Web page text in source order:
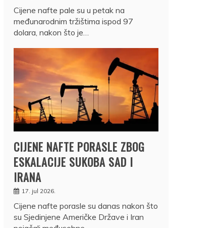
Cijene nafte pale su u petak na
međunarodnim tržištima ispod 97
dolara, nakon što je…
CIJENE NAFTE PORASLE ZBOG
ESKALACIJE SUKOBA SAD I
IRANA
17. jul 2026.
Cijene nafte porasle su danas nakon što
su Sjedinjene Američke Države i Iran